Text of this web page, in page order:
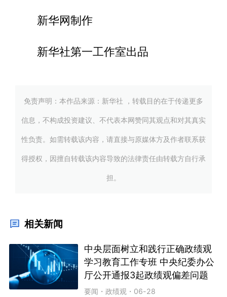
新华网制作
新华社第一工作室出品
免责声明：本作品来源：新华社 ，转载目的在于传递更多
信息，不构成投资建议、不代表本网赞同其观点和对其真实
性负责。如需转载该内容，请直接与原媒体方及作者联系获
得授权，因擅自转载该内容导致的法律责任由转载方自行承
担。
相关新闻
中央层面树立和践行正确政绩观
学习教育工作专班 中央纪委办公
厅公开通报3起政绩观偏差问题
要闻 ・政绩观 ・ 06-28